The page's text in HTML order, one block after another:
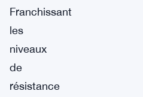
Franchissant
les
niveaux
de
résistance